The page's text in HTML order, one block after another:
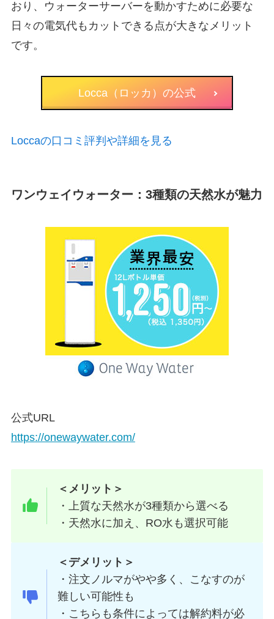
おり、ウォーターサーバーを動かすために必要な
日々の電気代もカットできる点が大きなメリット
です。
Locca（ロッカ）の公式
Loccaの口コミ評判や詳細を見る
ワンウェイウォーター：3種類の天然水が魅力
公式URL
https://onewaywater.com/
＜メリット＞
・上質な天然水が3種類から選べる
・天然水に加え、RO水も選択可能
＜デメリット＞
・注文ノルマがやや多く、こなすのが
難しい可能性も
・こちらも条件によっては解約料が必